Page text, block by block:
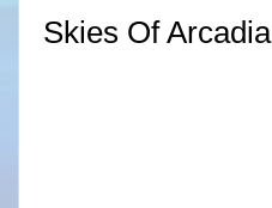
Skies Of Arcadia